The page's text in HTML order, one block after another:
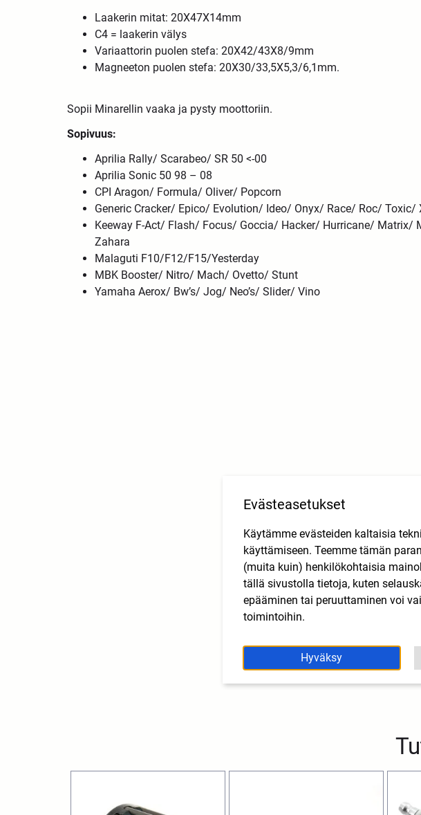
Laakerin mitat: 20X47X14mm
C4 = laakerin välys
Variaattorin puolen stefa: 20X42/43X8/9mm
Magneeton puolen stefa: 20X30/33,5X5,3/6,1mm.
Sopii Minarellin vaaka ja pysty moottoriin.
Sopivuus:
Aprilia Rally/ Scarabeo/ SR 50 <-00
Aprilia Sonic 50 98 – 08
CPI Aragon/ Formula/ Oliver/ Popcorn
Generic Cracker/ Epico/ Evolution/ Ideo/ Onyx/ Race/ Roc/ Toxic/
Keeway F-Act/ Flash/ Focus/ Goccia/ Hacker/ Hurricane/ Matrix/
Zahara
Malaguti F10/F12/F15/Yesterday
MBK Booster/ Nitro/ Mach/ Ovetto/ Stunt
Yamaha Aerox/ Bw’s/ Jog/ Neo’s/ Slider/ Vino
Evästeasetukset
Käytämme evästeiden kaltaisia
käyttämiseen. Teemme tämän
(muita kuin) henkilökohtaisia
tällä sivustolla tietoja, kuten
epääminen tai peruuttaminen voi
toimintoihin.
Hyväksy